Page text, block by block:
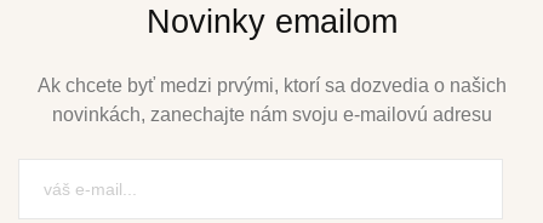
Novinky emailom
Ak chcete byť medzi prvými, ktorí sa dozvedia o našich
novinkách, zanechajte nám svoju e-mailovú adresu